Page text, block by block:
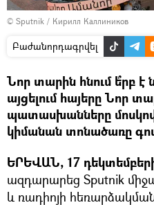
© Sputnik / Кирилл Каллиников
Բաժանորդագրվել
Նոր տարին հնում ե՞րբ է
այցելում հայերը Նոր
պատասխանները
կիմանան տոնածառը
ԵՐԵՎԱՆ, 17
ազդարարեց Sputnik
և ռադիոյի